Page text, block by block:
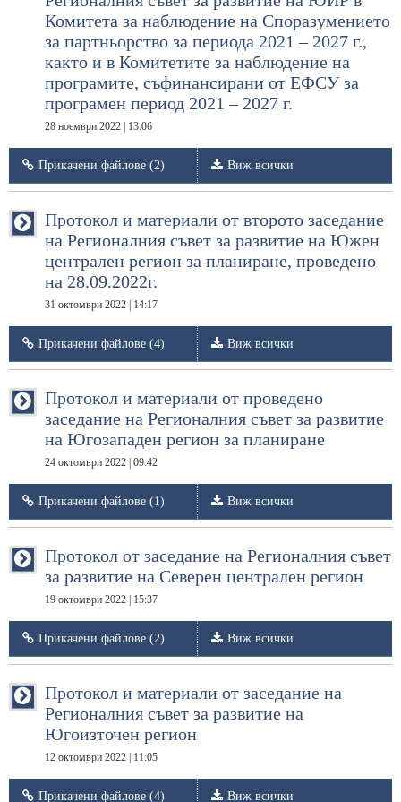
Комитета за наблюдение на Споразумението
за партньорство за периода 2021 – 2027 г.,
както и в Комитетите за наблюдение на
програмите, съфинансирани от ЕФСУ за
програмен период 2021 – 2027 г.
28 ноември 2022 | 13:06
Прикачени файлове (2) Виж всички
Протокол и материали от второто заседание
на Регионалния съвет за развитие на Южен
централен регион за планиране, проведено
на 28.09.2022г.
31 октомври 2022 | 14:17
Прикачени файлове (4) Виж всички
Протокол и материали от проведено
заседание на Регионалния съвет за развитие
на Югозападен регион за планиране
24 октомври 2022 | 09:42
Прикачени файлове (1) Виж всички
Протокол от заседание на Регионалния съвет
за развитие на Северен централен регион
19 октомври 2022 | 15:37
Прикачени файлове (2) Виж всички
Протокол и материали от заседаниe на
Регионалния съвет за развитие на
Югоизточен регион
12 октомври 2022 | 11:05
Прикачени файлове (4) Виж всички